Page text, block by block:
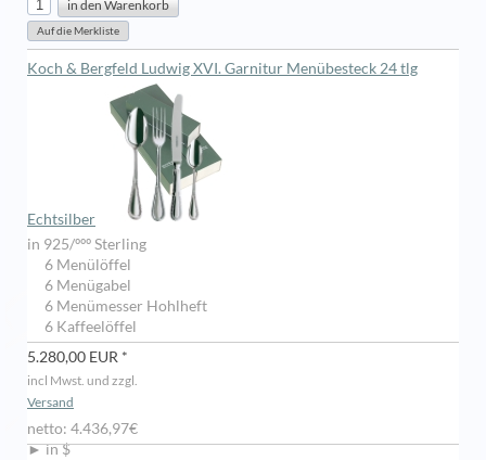
Koch & Bergfeld Ludwig XVI. Garnitur Menübesteck 24 tlg
Echtsilber
in 925/ººº Sterling
6 Menülöffel
6 Menügabel
6 Menümesser Hohlheft
6 Kaffeelöffel
5.280,00 EUR *
incl Mwst. und zzgl.
Versand
netto: 4.436,97€
► in $